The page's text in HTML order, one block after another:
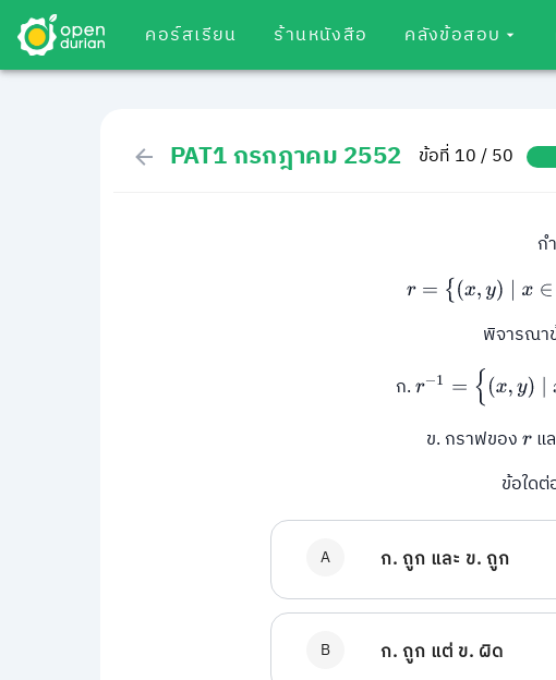
คอร์สเรียน ร้านหนังสือ คลังข้อสอบ
PAT1 กรกฎาคม 2552 ข้อที่ 10 / 50
ก
r={(x, ∣x ∈[
พิจารณา
ก.r−1 ={(x ,y )∣x∈[0 ,1
ข. กราฟของrแ
ข้อใด
A ก. ถูก และ ข. ถูก
B ก. ถูก แต่ ข. ผิด